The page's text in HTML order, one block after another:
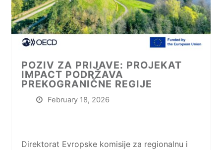
POZIV ZA PRIJAVE: PROJEKAT
IMPACT PODRŽAVA
PREKOGRANIČNE REGIJE
February 18, 2026
Direktorat Evropske komisije za regionalnu i